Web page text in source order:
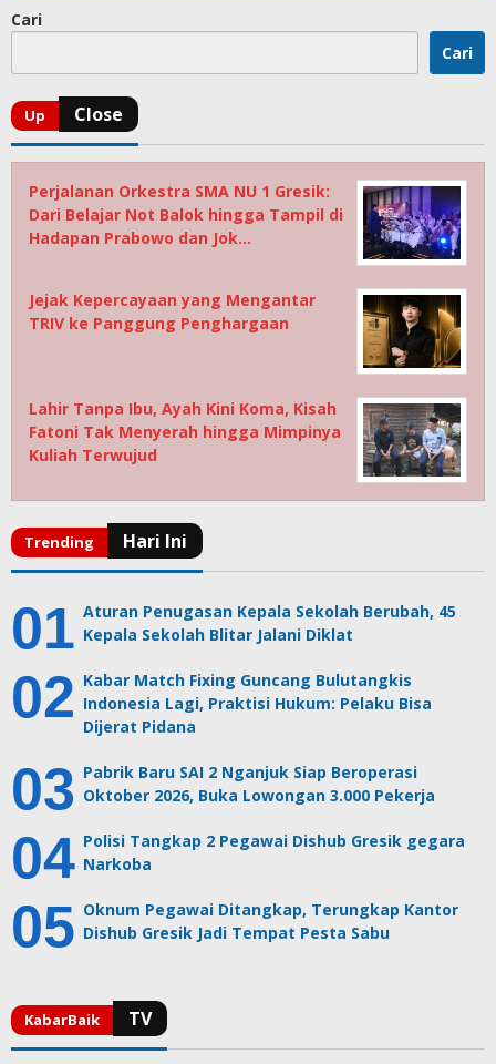
Cari
Cari
Perjalanan Orkestra SMA NU 1 Gresik:
Dari Belajar Not Balok hingga Tampil di
Hadapan Prabowo dan Jok…
Jejak Kepercayaan yang Mengantar
TRIV ke Panggung Penghargaan
Lahir Tanpa Ibu, Ayah Kini Koma, Kisah
Fatoni Tak Menyerah hingga Mimpinya
Kuliah Terwujud
Aturan Penugasan Kepala Sekolah Berubah, 45
Kepala Sekolah Blitar Jalani Diklat
Kabar Match Fixing Guncang Bulutangkis
Indonesia Lagi, Praktisi Hukum: Pelaku Bisa
Dijerat Pidana
Pabrik Baru SAI 2 Nganjuk Siap Beroperasi
Oktober 2026, Buka Lowongan 3.000 Pekerja
Polisi Tangkap 2 Pegawai Dishub Gresik gegara
Narkoba
Oknum Pegawai Ditangkap, Terungkap Kantor
Dishub Gresik Jadi Tempat Pesta Sabu